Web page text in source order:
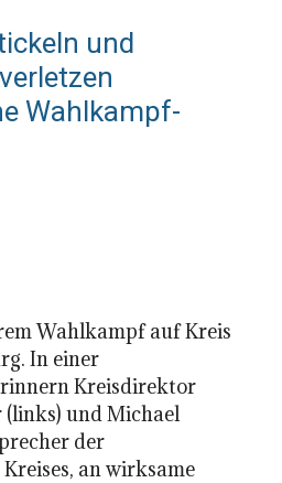
und
Wahlkampf-
Wahlkampf auf Kreis
In einer
Kreisdirektor
(links) und Michael
der
an wirksame